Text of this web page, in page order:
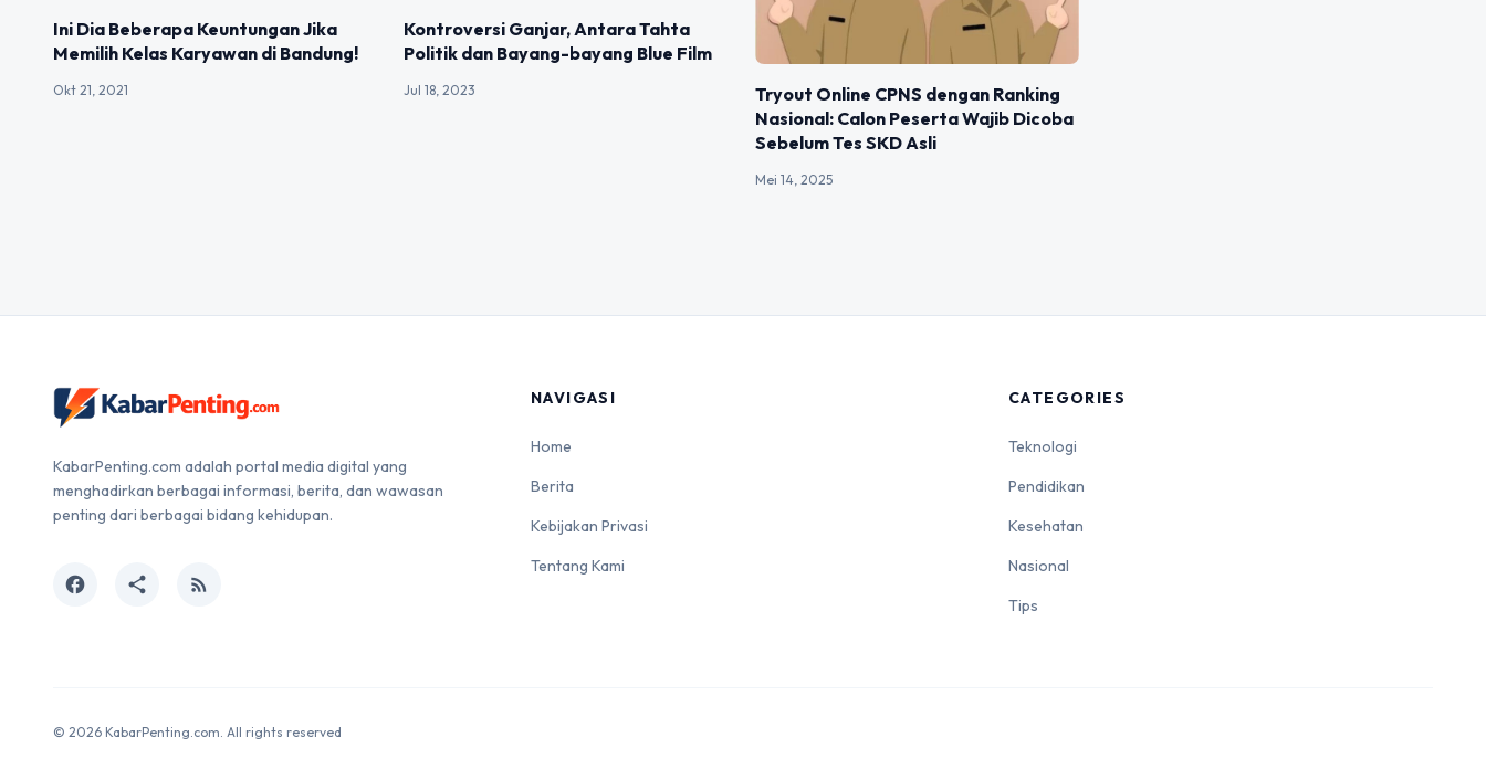
Ini Dia Beberapa Keuntungan Jika
Memilih Kelas Karyawan di Bandung!
Okt 21, 2021
Kontroversi Ganjar, Antara Tahta
Politik dan Bayang-bayang Blue Film
Jul 18, 2023
Tryout Online CPNS dengan Ranking
Nasional: Calon Peserta Wajib Dicoba
Sebelum Tes SKD Asli
Mei 14, 2025
KabarPenting.com adalah portal media digital yang
menghadirkan berbagai informasi, berita, dan wawasan
penting dari berbagai bidang kehidupan.
facebook share rss_feed
NAVIGASI
Home
Berita
Kebijakan Privasi
Tentang Kami
CATEGORIES
Teknologi
Pendidikan
Kesehatan
Nasional
Tips
© 2026 KabarPenting.com. All rights reserved